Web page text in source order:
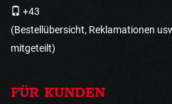
+43
(Bestellübersicht, Reklamationen
mitgeteilt)
FÜR KUNDEN